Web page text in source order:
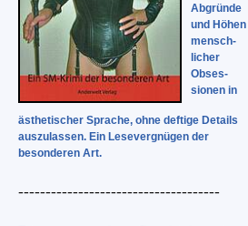
Abgründe
und Höhen
mensch-
licher
Obses-
sionen in
ästhetischer Sprache, ohne deftige Details
auszulassen. Ein Lesevergnügen der
besonderen Art.
-------------------------------------